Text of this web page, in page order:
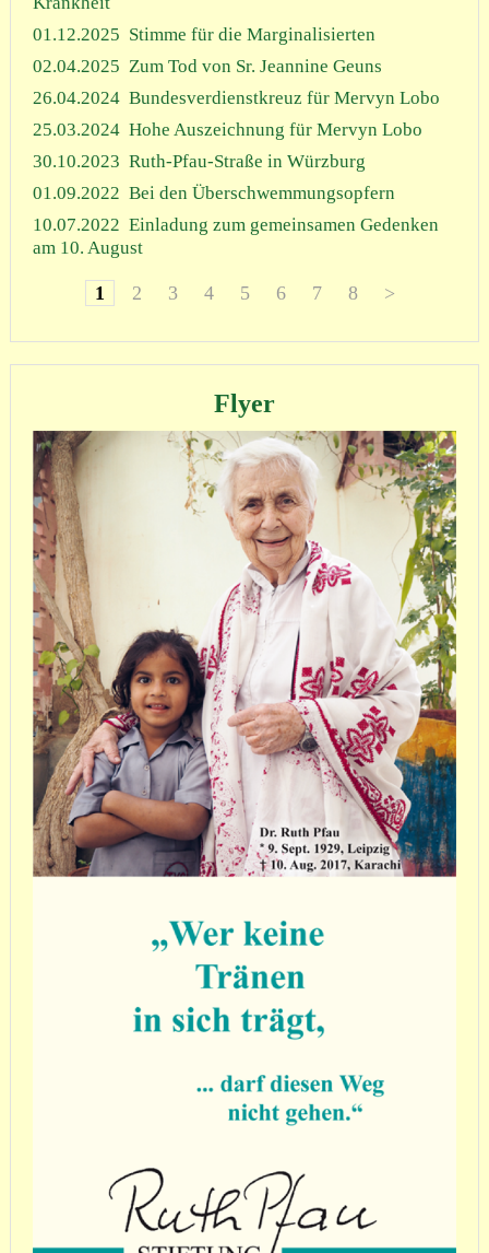
01.12.2025 Stimme für die Marginalisierten
02.04.2025 Zum Tod von Sr. Jeannine Geuns
26.04.2024 Bundesverdienstkreuz für Mervyn Lobo
25.03.2024 Hohe Auszeichnung für Mervyn Lobo
30.10.2023 Ruth-Pfau-Straße in Würzburg
01.09.2022 Bei den Überschwemmungsopfern
10.07.2022 Einladung zum gemeinsamen Gedenken
am 10. August
1 2 3 4 5 6 7 8 >
Flyer